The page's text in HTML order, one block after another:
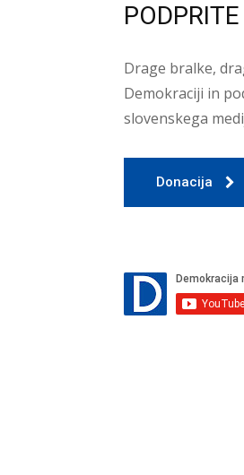
Drage bralke,
Demokraciji in
slovenskega
Donacija